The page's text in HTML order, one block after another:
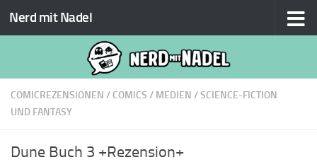
Zum Inhalt springen
Nerd mit Nadel
COMICREZENSIONEN / COMICS / MEDIEN /SCIENCE-FICTION
UND FANTASY
Dune Buch 3 +Rezension+